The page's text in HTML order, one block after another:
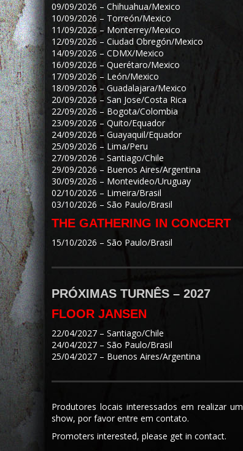
09/09/2026 – Chihuahua/Mexico
10/09/2026 – Torreón/Mexico
11/09/2026 – Monterrey/Mexico
12/09/2026 – Ciudad Obregón/Mexico
14/09/2026 – CDMX/Mexico
16/09/2026 – Querétaro/Mexico
17/09/2026 – León/Mexico
18/09/2026 – Guadalajara/Mexico
20/09/2026 – San Jose/Costa Rica
22/09/2026 – Bogota/Colombia
23/09/2026 – Quito/Equador
24/09/2026 – Guayaquil/Equador
25/09/2026 – Lima/Peru
27/09/2026 – Santiago/Chile
29/09/2026 – Buenos Aires/Argentina
30/09/2026 – Montevideo/Uruguay
02/10/2026 – Limeira/Brasil
03/10/2026 – São Paulo/Brasil
THE GATHERING IN CONCERT
15/10/2026 – São Paulo/Brasil
PRÓXIMAS TURNÊS – 2027
FLOOR JANSEN
22/04/2027 – Santiago/Chile
24/04/2027 – São Paulo/Brasil
25/04/2027 – Buenos Aires/Argentina
Produtores locais interessados em realizar um
show, por favor entre em contato.
Promoters interested, please get in contact.